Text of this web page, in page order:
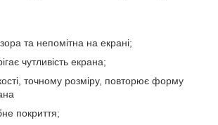
та непомітна на екрані;
чутливість екрана;
точному розміру, повторює форму
покриття;